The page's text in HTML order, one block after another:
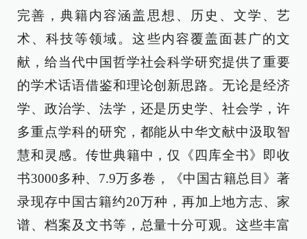
完善，典籍内容涵盖思想、历史、文学、艺
术、科技等领域。这些内容覆盖面甚广的文
献，给当代中国哲学社会科学研究提供了重要
的学术话语借鉴和理论创新思路。无论是经济
学、政治学、法学，还是历史学、社会学，许
多重点学科的研究，都能从中华文献中汲取智
慧和灵感。传世典籍中，仅《四库全书》即收
书3000多种、7.9万多卷，《中国古籍总目》著
录现存中国古籍约20万种，再加上地方志、家
谱、档案及文书等，总量十分可观。这些丰富